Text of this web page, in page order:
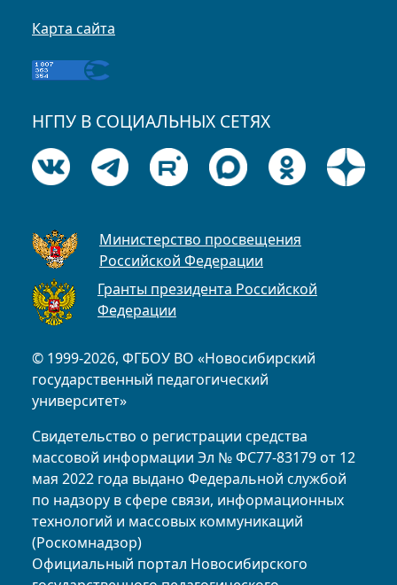
© 1999-2026, ФГБОУ ВО «Новосибирский
государственный педагогический
университет»
Свидетельство о регистрации средства
массовой информации Эл № ФС77-83179 от 12
мая 2022 года выдано Федеральной службой
по надзору в сфере связи, информационных
технологий и массовых коммуникаций
(Роскомнадзор)
Официальный портал Новосибирского
Карта сайта
НГПУ В СОЦИАЛЬНЫХ СЕТЯХ
Министерство просвещения
Российской Федерации
Гранты президента Российской
Федерации